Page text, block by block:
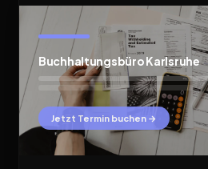
Buchhaltungsbüro Karlsruhe
Jetzt Termin buchen →